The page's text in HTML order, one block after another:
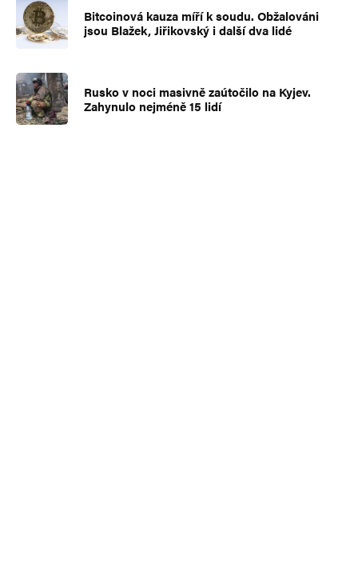
Bitcoinová kauza míří k soudu. Obžalováni
jsou Blažek, Jiřikovský i další dva lidé
Rusko v noci masivně zaútočilo na Kyjev.
Zahynulo nejméně 15 lidí